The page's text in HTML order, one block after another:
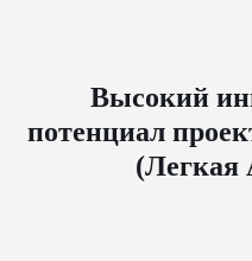
Высокий
потенциал
(Легкая